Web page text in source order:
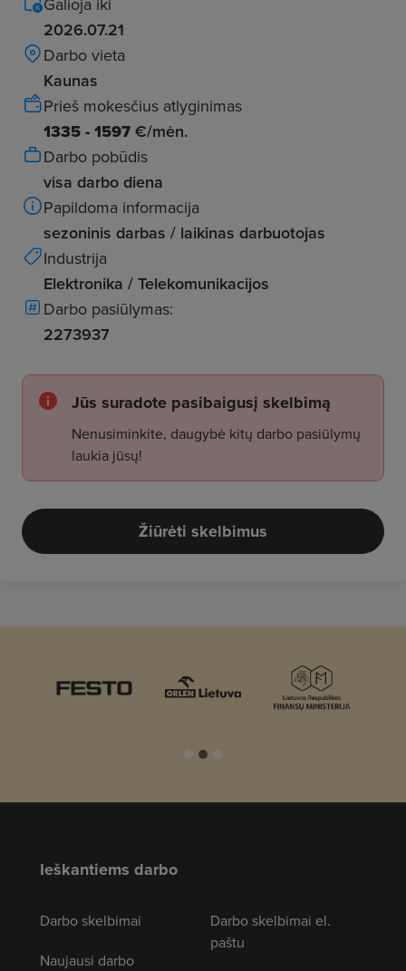
2026.07.21
Darbo vieta
Kaunas
Prieš mokesčius atlyginimas
1335 - 1597 €/mėn.
Darbo pobūdis
visa darbo diena
Papildoma informacija
sezoninis darbas / laikinas darbuotojas
Industrija
Elektronika / Telekomunikacijos
Darbo pasiūlymas:
2273937
Jūs suradote pasibaigusį skelbimą
Nenusiminkite, daugybė kitų darbo pasiūlymų
laukia jūsų!
Žiūrėti skelbimus
Ieškantiems darbo
Darbo skelbimai
Naujausi darbo
Darbo skelbimai el.
paštu